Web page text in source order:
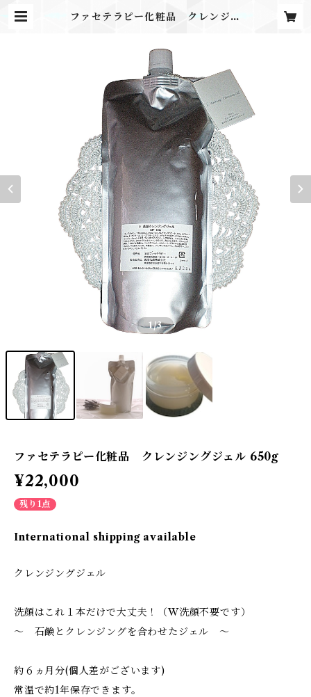
ファセテラピー化粧品 クレンジン
1/3
ファセテラピー化粧品 クレンジングジェル 650g
¥22,000
残り1点
International shipping available
クレンジングジェル
洗顔はこれ１本だけで大丈夫！（W洗顔不要です）
～ 石鹸とクレンジングを合わせたジェル ～
約６ヵ月分(個人差がございます)
常温で約1年保存できます。